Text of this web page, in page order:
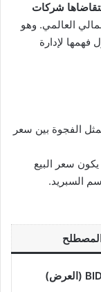
شركات
العالمي. وهو
لإدارة
الفجوة بين سعر
سعر البيع
السبريد.
BID (العرض)